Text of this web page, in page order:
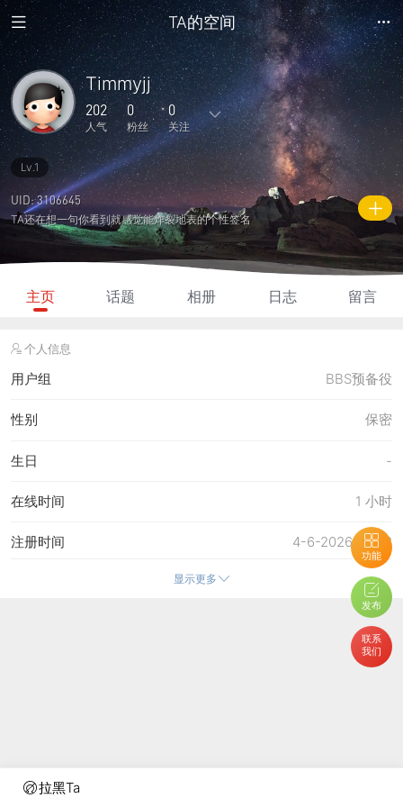
拉黑Ta
TA的空间
功能
发布
联系
我们
Timmyjj
202
人气
0
粉丝
0
关注
1
主题
0
回复
0
日志
0
相册
0
好友
0 0
关注
0
说说
202
人气 积分
Lv.1
UID: 3106645
TA还在想一句你看到就感觉能炸裂地表的个性签名
主页 话题 相册 日志 留言
个人信息
用户组 BBS预备役
保密
性别
-
生日
1 小时
在线时间
4-6-2026 02:48
注册时间
6-6-2026 14:56
6-6-2026 14:56
4-6-2026 04:16
显示更多